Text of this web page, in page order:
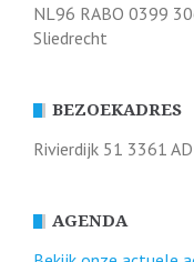
NL96 RABO 0399
Sliedrecht
BEZOEKADRES
Rivierdijk 51 3361
AGENDA